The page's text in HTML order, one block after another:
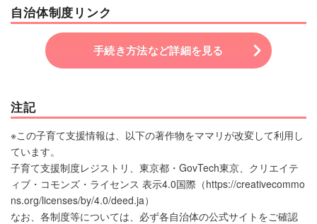
自治体制度リンク
手続き方法など詳細を見る
注記
※この子育て支援情報は、以下の著作物をママリが改変して利用し
ています。
子育て支援制度レジストリ、東京都・GovTech東京、クリエイテ
ィブ・コモンズ・ライセンス 表示4.0国際（https://creativecommo
ns.org/licenses/by/4.0/deed.ja）
なお、各制度等については、必ず各自治体の公式サイトをご確認